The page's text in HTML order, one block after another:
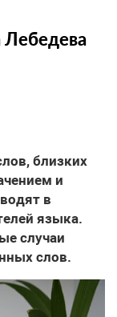
Лебедева
близких
и
в
языка.
случаи
слов.